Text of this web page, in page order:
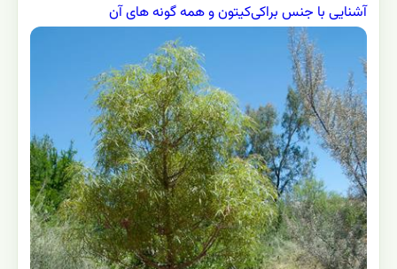
آشنایی با جنس براکی‌کیتون و همه گونه های آن